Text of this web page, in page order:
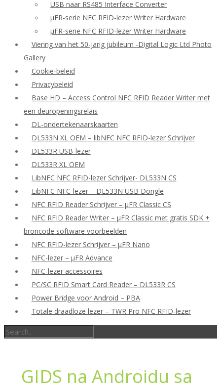
USB naar RS485 Interface Converter
μFR-serie NFC RFID-lezer Writer Hardware
μFR-serie NFC RFID-lezer Writer Hardware
Viering van het 50-jarig jubileum -Digital Logic Ltd Photo
Gallery
Cookie-beleid
Privacybeleid
Base HD – Access Control NFC RFID Reader Writer met
een deuropeningsrelais
DL-ondertekenaarskaarten
DL533N XL OEM – libNFC NFC RFID-lezer Schrijver
DL533R USB-lezer
DL533R XL OEM
LibNFC NFC RFID-lezer Schrijver- DL533N CS
LibNFC NFC-lezer – DL533N USB Dongle
NFC RFID Reader Schrijver – μFR Classic CS
NFC RFID Reader Writer – μFR Classic met gratis SDK +
broncode software voorbeelden
NFC RFID-lezer Schrijver – μFR Nano
NFC-lezer – μFR Advance
NFC-lezer accessoires
PC/SC RFID Smart Card Reader – DL533R CS
Power Bridge voor Android – PBA
Totale draadloze lezer – TWR Pro NFC RFID-lezer
GIDS na Androidu sa